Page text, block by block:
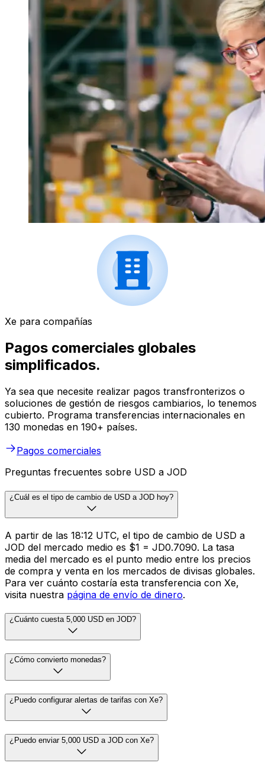
Xe para compañías
Pagos comerciales globales
simplificados.
Ya sea que necesite realizar pagos transfronterizos o
soluciones de gestión de riesgos cambiarios, lo tenemos
cubierto. Programa transferencias internacionales en
130 monedas en 190+ países.
Pagos comerciales
Preguntas frecuentes sobre USD a JOD
¿Cuál es el tipo de cambio de USD a JOD hoy?
A partir de las 18:12 UTC, el tipo de cambio de USD a
JOD del mercado medio es $1 = JD0.7090. La tasa
media del mercado es el punto medio entre los precios
de compra y venta en los mercados de divisas globales.
Para ver cuánto costaría esta transferencia con Xe,
visita nuestra página de envío de dinero.
¿Cuánto cuesta 5,000 USD en JOD?
¿Cómo convierto monedas?
¿Puedo configurar alertas de tarifas con Xe?
¿Puedo enviar 5,000 USD a JOD con Xe?